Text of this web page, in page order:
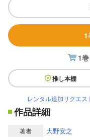
1
1
推し本棚
レンタル追加リクエス
作品詳細
著者 大野安之